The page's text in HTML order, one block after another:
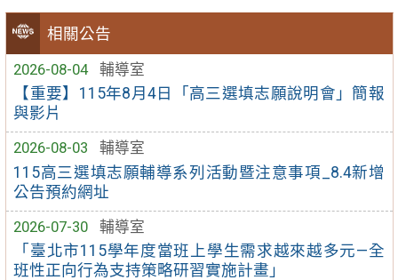
相關公告
2026-08-04
輔導室
【重要】115年8月4日「高三選填志願說明會」簡報
與影片
2026-08-03
輔導室
115高三選填志願輔導系列活動暨注意事項_8.4新增
公告預約網址
2026-07-30
輔導室
「臺北市115學年度當班上學生需求越來越多元—全
班性正向行為支持策略研習實施計畫」